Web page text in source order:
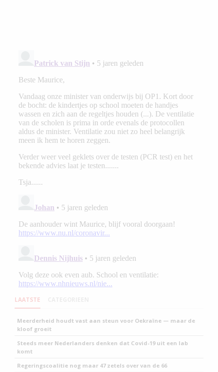
LAATSTE
Meerderheid houdt vast aan steun voor Oekraïne — maar de
kloof groeit
Steeds meer Nederlanders denken dat Covid-19 uit een lab
komt
Regeringscoalitie nog maar 47 zetels over van de 66